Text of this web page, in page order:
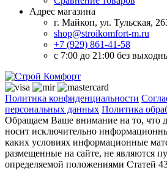
Адрес магазина
г. Майкоп, ул. Тульская,
shop@stroikomfort-m.ru
+7 (929) 861-41-58
с 7:00 до 21:00 без
Политика конфиденциальности
персональных данных Политика
Обращаем Ваше внимание на то, что
носит исключительно
каких условиях информационные
размещенные на сайте, не являются
определяемой положениями Статей